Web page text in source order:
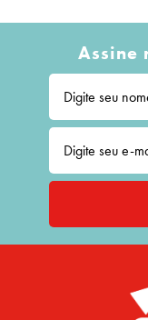
Assine